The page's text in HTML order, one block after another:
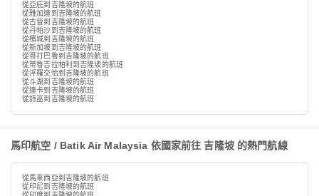
從亞庇到吉隆坡的航班
從雅加達到吉隆坡的航班
從古晉到吉隆坡的航班
從丹帕沙到吉隆坡的航班
從檳城到吉隆坡的航班
從新加坡到吉隆坡的航班
從哥打巴魯到吉隆坡的航班
從蒂魯吉拉帕利到吉隆坡的航班
從浮羅交怡到吉隆坡的航班
從斗湖到吉隆坡的航班
從達卡到吉隆坡的航班
從詩巫到吉隆坡的航班
馬印航空 / Batik Air Malaysia 依國家前往 吉隆坡 的熱門航線
從馬來西亞到吉隆坡的航班
從印尼到吉隆坡的航班